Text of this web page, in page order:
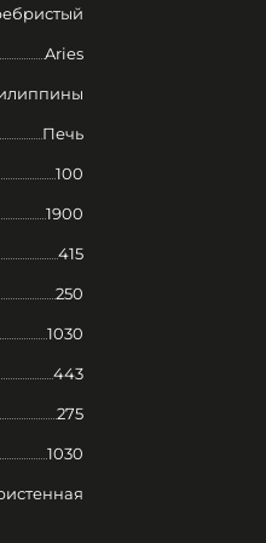
Aries
Печь
100
1900
415
250
1030
443
275
1030